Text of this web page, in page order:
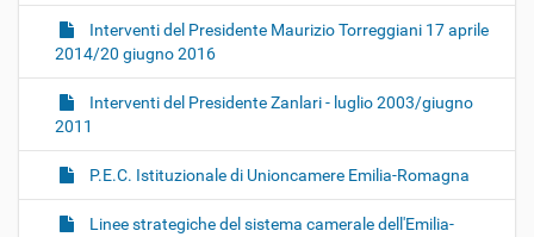
Interventi del Presidente Maurizio Torreggiani 17 aprile
2014/20 giugno 2016
Interventi del Presidente Zanlari - luglio 2003/giugno
2011
P.E.C. Istituzionale di Unioncamere Emilia-Romagna
Linee strategiche del sistema camerale dell'Emilia-